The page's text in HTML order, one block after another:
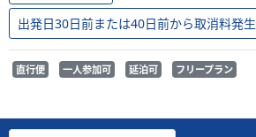
出発日30日前または40日前から取消料発生
直行便 一人参加可 延泊可 フリープラン